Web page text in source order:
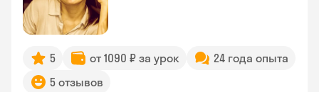
5 от 1090 ₽ за урок
24 года опыта
5 отзывов